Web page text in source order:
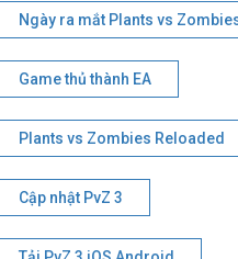
Ngày ra mắt Plants vs
Game thủ thành EA
Plants vs Zombies Reloaded
Cập nhật PvZ 3